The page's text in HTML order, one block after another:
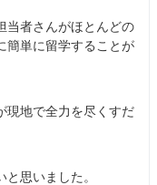
当者さんがほとんどの
簡単に留学することが
現地で全力を尽くすだ
思いました。